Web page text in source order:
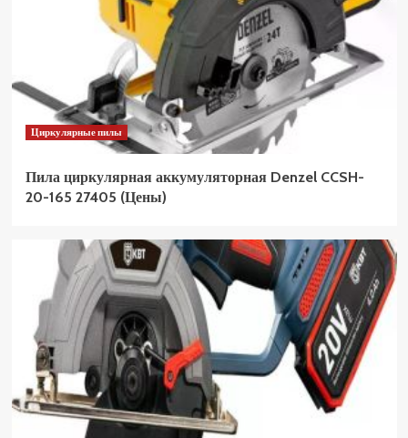
Циркулярные пилы
Пила циркулярная аккумуляторная Denzel CCSH-
20-165 27405 (Цены)